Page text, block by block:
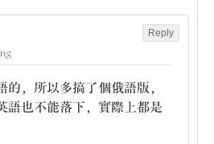
Reply
的，所以多搞了個俄語版，
語也不能落下，實際上都是